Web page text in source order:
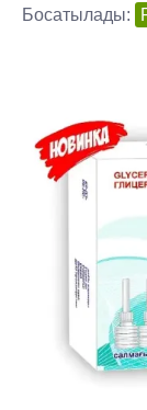
Босатылады: